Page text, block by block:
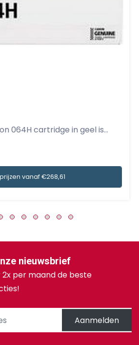
Canon 064H cartridge in geel is...
vanaf €268,61
nieuwsbrief
per maand de beste
Aanmelden